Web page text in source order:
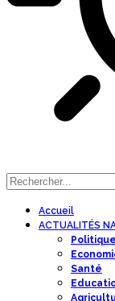
Accueil
ACTUALITÉS
Politique
Santé